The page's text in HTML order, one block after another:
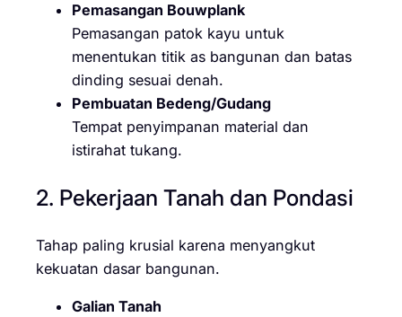
Pemasangan Bouwplank
Pemasangan patok kayu untuk
menentukan titik as bangunan dan batas
dinding sesuai denah.
Pembuatan Bedeng/Gudang
Tempat penyimpanan material dan
istirahat tukang.
2. Pekerjaan Tanah dan Pondasi
Tahap paling krusial karena menyangkut
kekuatan dasar bangunan.
Galian Tanah